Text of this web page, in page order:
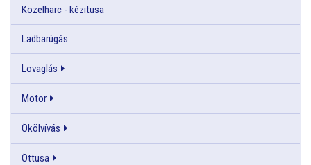
Közelharc - kézitusa
Ladbarúgás
Lovaglás
Motor
Ökölvívás
Öttusa